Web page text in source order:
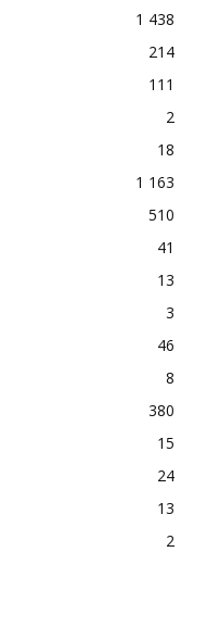
1 438
214
111
2
18
1 163
510
41
13
3
46
8
380
15
24
13
2